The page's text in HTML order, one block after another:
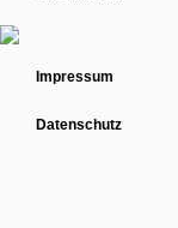
Impressum
Datenschutz